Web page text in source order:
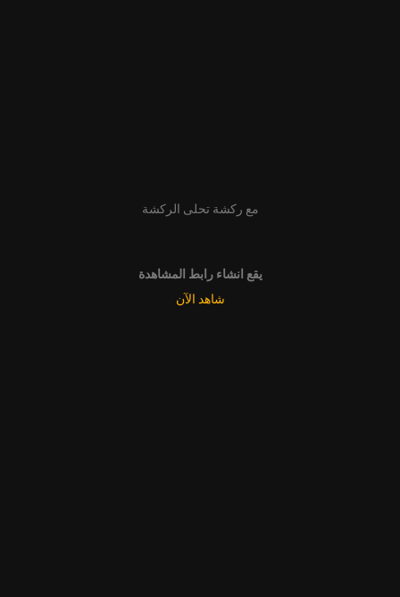
مع ركشة تحلى الركشة
يقع انشاء رابط المشاهدة
شاهد الآن